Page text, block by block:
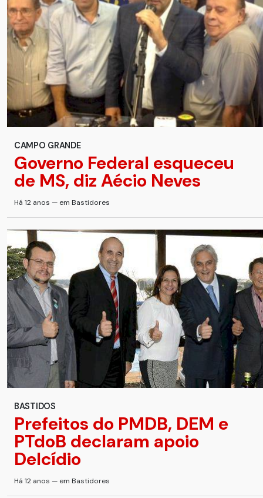
CAMPO GRANDE
Governo Federal esqueceu
de MS, diz Aécio Neves
Há 12 anos — em Bastidores
BASTIDOS
Prefeitos do PMDB, DEM e
PTdoB declaram apoio
Delcídio
Há 12 anos — em Bastidores